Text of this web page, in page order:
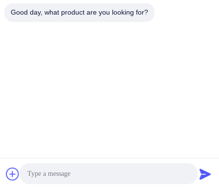
Shenzhen Huanyu Dream Technology Co., Ltd すべての権利
Good day, what product are you looking for?